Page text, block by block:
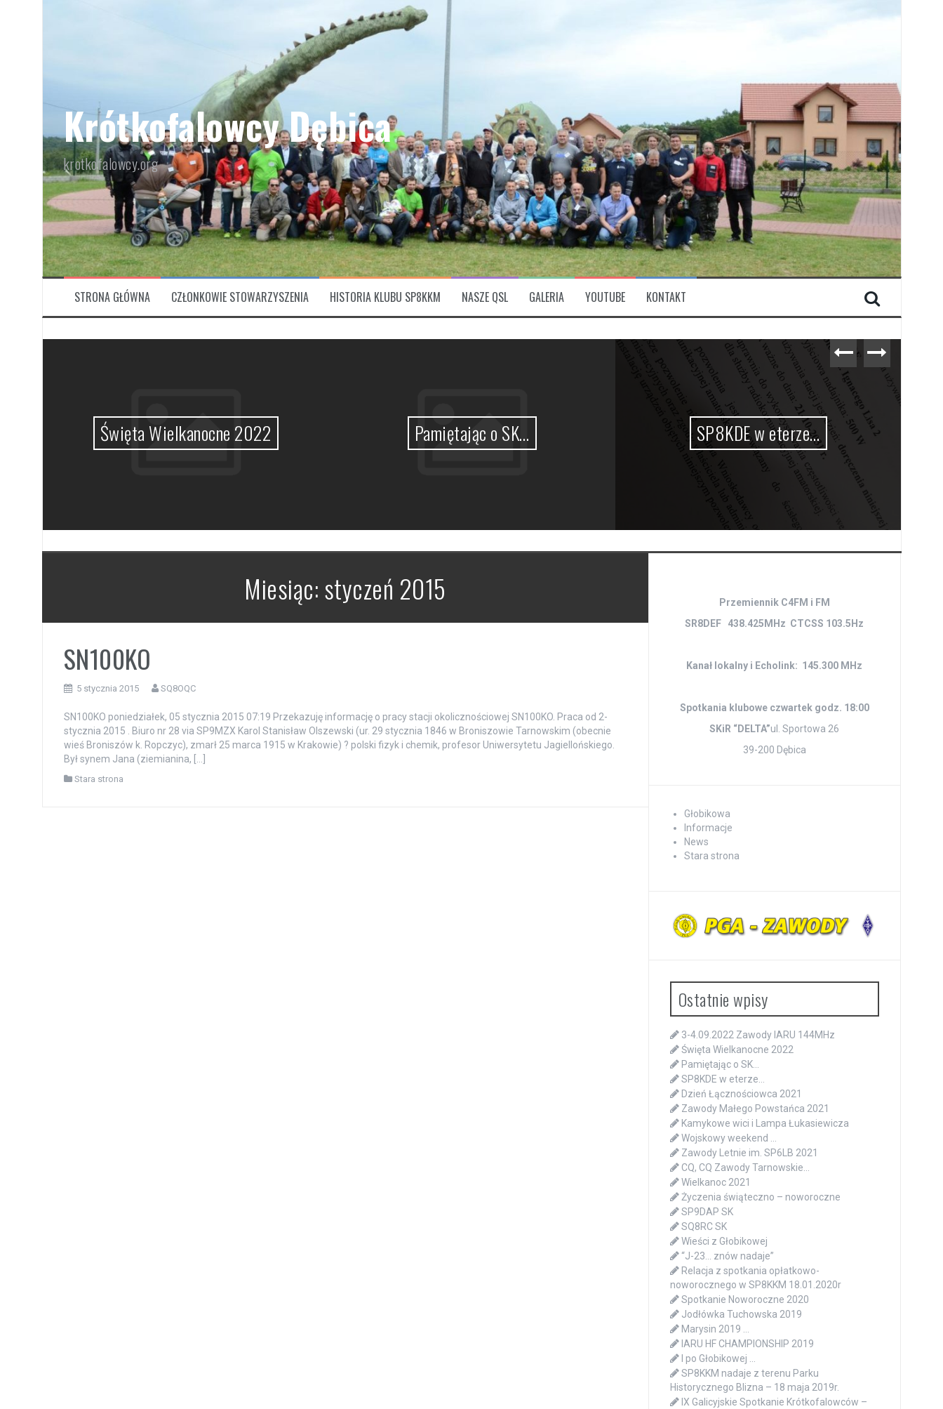
Krótkofalowcy Dębica
krotkofalowcy.org
STRONA GŁÓWNA CZŁONKOWIE STOWARZYSZENIA HISTORIA KLUBU SP8KKM NASZE QSL GALERIA YOUTUBE KONTAKT
Święta Wielkanocne 2022 Pamiętając o SK… SP8KDE w eterze…
Miesiąc:styczeń 2015
SN100KO
5 stycznia 2015 SQ8OQC
SN100KO poniedziałek, 05 stycznia 2015 07:19 Przekazuję informację o pracy stacji okolicznościowej SN100KO. Praca od 2-
stycznia 2015 . Biuro nr 28 via SP9MZX Karol Stanisław Olszewski (ur. 29 stycznia 1846 w Broniszowie Tarnowskim (obecnie
wieś Broniszów k. Ropczyc), zmarł 25 marca 1915 w Krakowie) ? polski fizyk i chemik, profesor Uniwersytetu Jagiellońskiego.
Był synem Jana (ziemianina, […]
Stara strona
Przemiennik C4FM i FM
SR8DEF 438.425MHz CTCSS 103.5Hz
Kanał lokalny i Echolink: 145.300 MHz
Spotkania klubowe czwartek godz. 18:00
SKiR “DELTA”ul. Sportowa 26
39-200 Dębica
Głobikowa
Informacje
News
Stara strona
Ostatnie wpisy
3-4.09.2022 Zawody IARU 144MHz
Święta Wielkanocne 2022
Pamiętając o SK…
SP8KDE w eterze…
Dzień Łącznościowca 2021
Zawody Małego Powstańca 2021
Kamykowe wici i Lampa Łukasiewicza
Wojskowy weekend …
Zawody Letnie im. SP6LB 2021
CQ, CQ Zawody Tarnowskie…
Wielkanoc 2021
Życzenia świąteczno – noworoczne
SP9DAP SK
SQ8RC SK
Wieści z Głobikowej
“J-23… znów nadaje”
Relacja z spotkania opłatkowo-
noworocznego w SP8KKM 18.01.2020r
Spotkanie Noworoczne 2020
Jodłówka Tuchowska 2019
Marysin 2019 …
IARU HF CHAMPIONSHIP 2019
I po Głobikowej …
SP8KKM nadaje z terenu Parku
Historycznego Blizna – 18 maja 2019r.
IX Galicyjskie Spotkanie Krótkofalowców –